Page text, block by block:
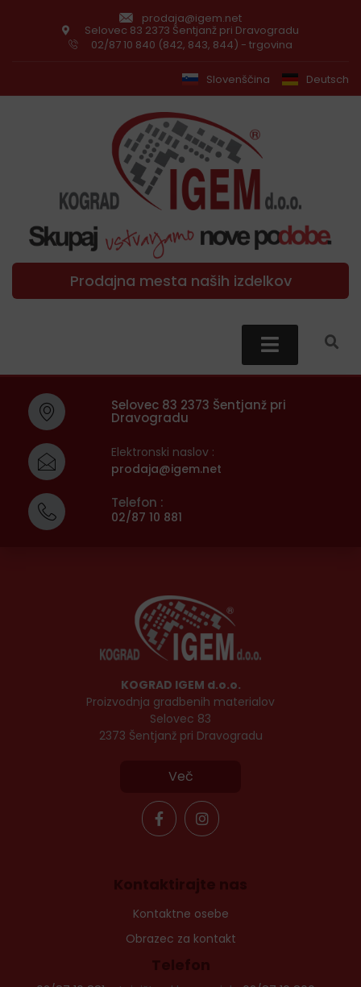
prodaja@igem.net
Selovec 83 2373 Šentjanž pri Dravogradu
02/87 10 840 (842, 843, 844) - trgovina
Slovenščina Deutsch
Prodajna mesta naših izdelkov
Selovec 83 2373 Šentjanž pri
Dravogradu
Elektronski naslov :
prodaja@igem.net
Telefon :
02/87 10 881
KOGRAD IGEM d.o.o.
Proizvodnja gradbenih materialov
Selovec 83
2373 Šentjanž pri Dravogradu
Več
Kontaktirajte nas
Kontaktne osebe
Obrazec za kontakt
Telefon